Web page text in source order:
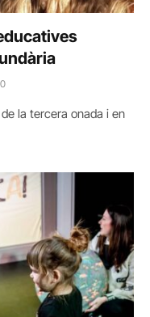
0
la tercera onada i en